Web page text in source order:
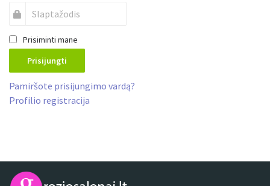
Prisiminti mane
Prisijungti
Pamiršote prisijungimo vardą?
Profilio registracija